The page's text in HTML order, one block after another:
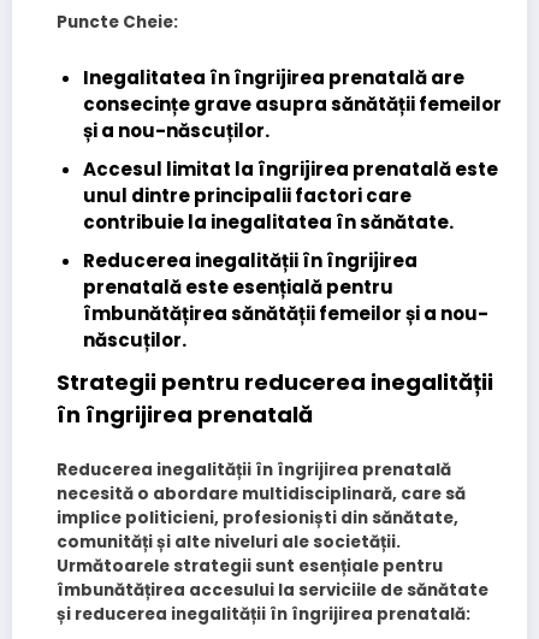
Puncte Cheie:
Inegalitatea în îngrijirea prenatală are
consecințe grave asupra sănătății femeilor
și a nou-născuților.
Accesul limitat la îngrijirea prenatală este
unul dintre principalii factori care
contribuie la inegalitatea în sănătate.
Reducerea inegalității în îngrijirea
prenatală este esențială pentru
îmbunătățirea sănătății femeilor și a nou-
născuților.
Strategii pentru reducerea inegalității
în îngrijirea prenatală
Reducerea inegalității în îngrijirea prenatală
necesită o abordare multidisciplinară, care să
implice politicieni, profesioniști din sănătate,
comunități și alte niveluri ale societății.
Următoarele strategii sunt esențiale pentru
îmbunătățirea accesului la serviciile de sănătate
și reducerea inegalității în îngrijirea prenatală: